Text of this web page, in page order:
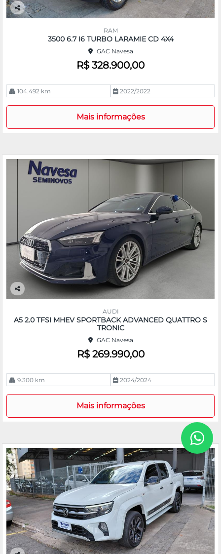
Co
RAM
3500 6.7 I6 TURBO LARAMIE CD 4X4
GAC Navesa
R$ 328.900,00
104.492 km 2022/2022
Mais informações
Co
rtil
AUDI
A5 2.0 TFSI MHEV SPORTBACK ADVANCED QUATTRO S
TRONIC
GAC Navesa
R$ 269.990,00
9.300 km 2024/2024
Mais informações